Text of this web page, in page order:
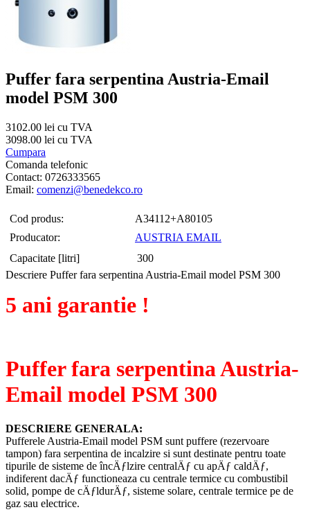
Puffer fara serpentina Austria-Email
model PSM 300
3102.00 lei cu TVA
3098.00 lei cu TVA
Cumpara
Comanda telefonic
Contact: 0726333565
Email: comenzi@benedekco.ro
Cod produs:
A34112+A80105
Producator:
AUSTRIA EMAIL
Capacitate [litri]
300
Descriere Puffer fara serpentina Austria-Email model PSM 300
5 ani garantie !
Puffer fara serpentina Austria-
Email model PSM 300
DESCRIERE GENERALA:
Pufferele Austria-Email model PSM sunt puffere (rezervoare
tampon) fara serpentina de incalzire si sunt destinate pentru toate
tipurile de sisteme de încÄƒlzire centralÄƒ cu apÄƒ caldÄƒ,
indiferent dacÄƒ functioneaza cu centrale termice cu combustibil
solid, pompe de cÄƒldurÄƒ, sisteme solare, centrale termice pe de
gaz sau electrice.